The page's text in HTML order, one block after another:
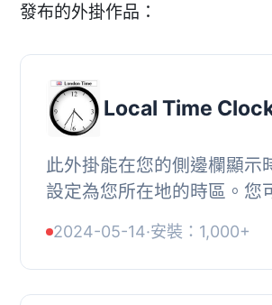
發布的外掛作品：
Local Time
此外掛能在您的側邊欄顯示
設定為您所在地的時區。您
種模擬時鐘和數位時鐘。詳
或前往loc...
2024-05-14·安裝：1,000+